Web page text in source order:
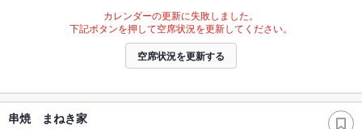
カレンダーの更新に失敗しました。
下記ボタンを押して空席状況を更新してください。
空席状況を更新する
串焼 まねき家